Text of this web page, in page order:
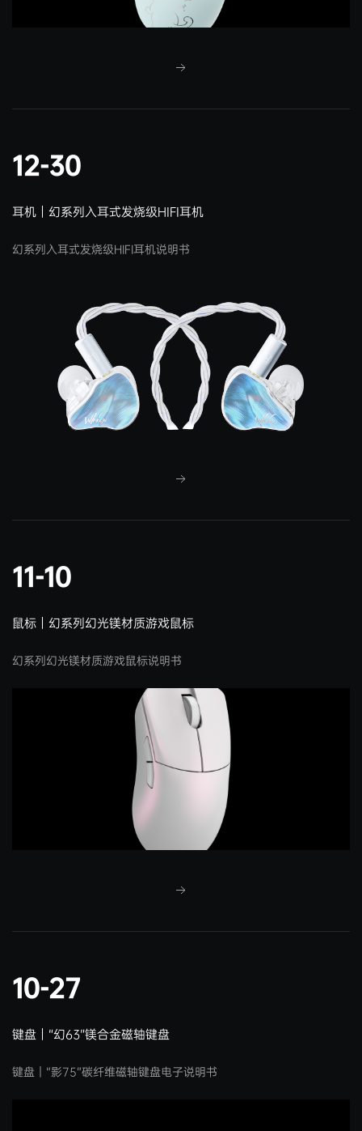
12-30
耳机｜幻系列入耳式发烧级HIFI耳机
幻系列入耳式发烧级HIFI耳机说明书
11-10
鼠标｜幻系列幻光镁材质游戏鼠标
幻系列幻光镁材质游戏鼠标说明书
10-27
键盘｜“幻63”镁合金磁轴键盘
键盘｜“影75”碳纤维磁轴键盘电子说明书